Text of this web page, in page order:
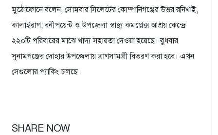
মুঠোফোনে বলেন, সোমবার সিলেটের কোম্পানিগঞ্জের উত্তর রনিখাই,
কালাইরাগ, বনীপয়েন্ট ও উপজেলা স্বাস্থ্য কমপ্লেক্স আশ্রয় কেন্দ্রে
২২০টি পরিবারের মাঝে খাদ্য সহায়তা দেওয়া হয়েছে। বুধবার
সুনামগঞ্জের দোহার উপজেলায় ত্রাণসামগ্রী বিতরণ করা হবে। এখন
সেগুলোর প্যাকিং চলছে।
SHARE NOW